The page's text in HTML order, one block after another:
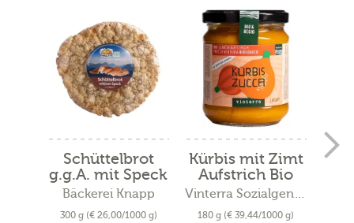
Schüttelbrot
g.g.A. mit Speck
Bäckerei Knapp
300 g (€ 26,00/1000 g)
Kürbis mit Zimt
Aufstrich Bio
180 g (€ 39,44/1000 g)